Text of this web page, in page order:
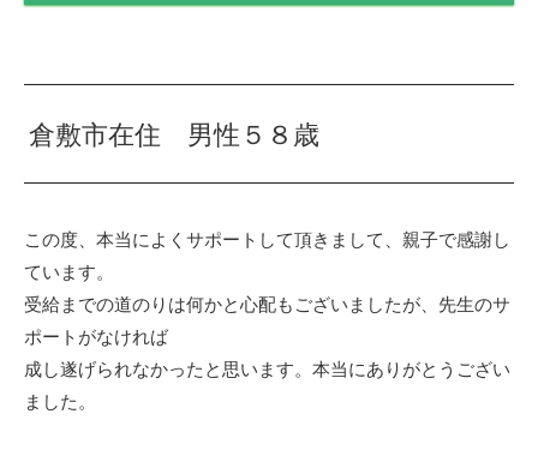
倉敷市在住 男性５８歳
この度、本当によくサポートして頂きまして、親子で感謝し
ています。
受給までの道のりは何かと心配もございましたが、先生のサ
ポートがなければ
成し遂げられなかったと思います。本当にありがとうござい
ました。